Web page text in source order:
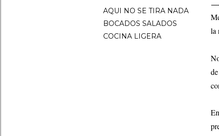
AQUI NO SE TIRA NADA
BOCADOS SALADOS
COCINA LIGERA
la